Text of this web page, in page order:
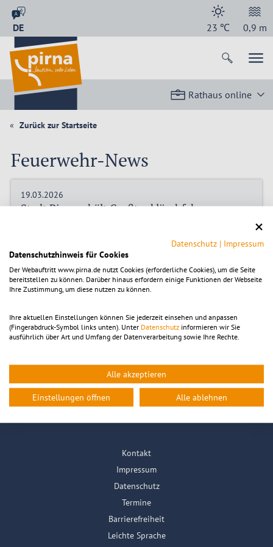
DE 23 ℃ 0,9 m
Rathaus online
Zurück zur Startseite
Feuerwehr-News
19.03.2026
Stadt Pirna erhält Großtanklöschfahrzeug vom
wichtige Unterstützung für den
Katastrophenschutz
Die Stadt Pirna hat ein neues Großtanklöschfahrzeug für den
Katastrophenschutzzug „Löschzug Waldbrand“ des
Landkreises Sächsische Schweiz-Osterzgebirge erhalten.
Leben in Pirna
Pirna erleben
Wirtschaft
Rathaus online
Kontakt
Impressum
Datenschutz
Termine
Barrierefreiheit
Leichte Sprache
Datenschutz | Impressum
Datenschutzhinweis für Cookies
Der Webauftritt www.pirna.de nutzt Cookies (erforderliche Cookies), um die Seite
bereitstellen zu können. Darüber hinaus erfordern einige Funktionen der Webseite
Ihre Zustimmung, um diese nutzen zu können.
Ihre aktuellen Einstellungen können Sie jederzeit einsehen und anpassen
(Fingerabdruck-Symbol links unten). Unter Datenschutz informieren wir Sie
ausführlich über Art und Umfang der Datenverarbeitung sowie Ihre Rechte.
Alle akzeptieren
Einstellungen öffnen Alle ablehnen